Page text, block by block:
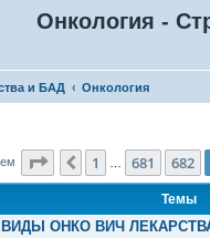
Онкология -
и БАД Онкология
Страница 683из 816
Пред.
1 681 682
Темы
ОНКО ВИЧ ЛЕКАРСТВА